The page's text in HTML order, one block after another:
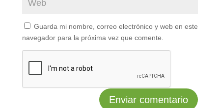
Guarda mi nombre, correo electrónico y web en este
navegador para la próxima vez que comente.